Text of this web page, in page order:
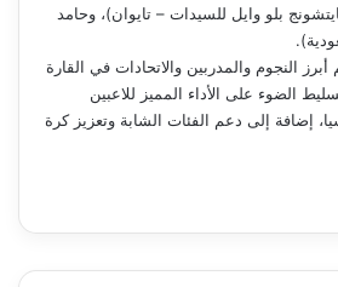
بلو وايل للسيدات – تايوان)، وحامد
النجوم والمدربين والاتحادات في القارة
لعام 2025، مع تسليط الضوء على الأداء المميز للاعبين
إضافة إلى دعم الفئات الشابة وتعزيز كرة